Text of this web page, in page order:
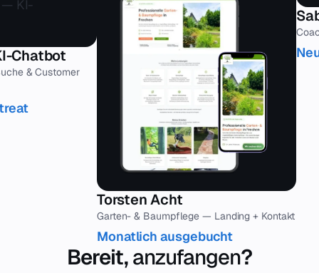
Chatbot
& Customer
Torsten Acht
Garten- & Baumpflege — Landing + Kontakt
Monatlich ausgebucht
Bereit,anzufangen?